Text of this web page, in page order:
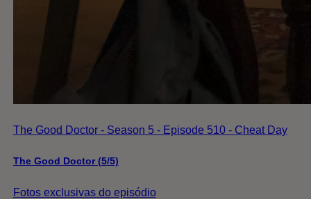
The Good Doctor - Season 5 - Episode 510 - Cheat Day
The Good Doctor (5/5)
Fotos exclusivas do episódio